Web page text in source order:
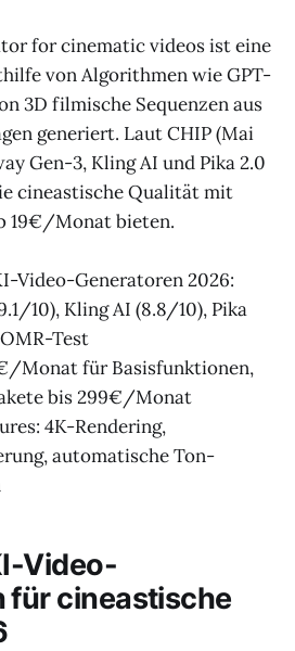
for cinematic videos ist eine
von Algorithmen wie GPT-
3D filmische Sequenzen aus
generiert. Laut CHIP (Mai
Gen-3, Kling AI und Pika 2.0
cineastische Qualität mit
19€/Monat bieten.
Video-Generatoren 2026:
10), Kling AI (8.8/10), Pika
Test
Monat für Basisfunktionen,
bis 299€/Monat
4K-Rendering,
automatische Ton-
Video-
für cineastische